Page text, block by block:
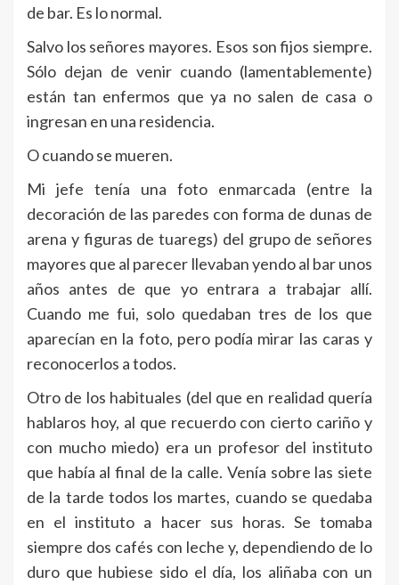
de bar. Es lo normal.
Salvo los señores mayores. Esos son fijos siempre.
Sólo dejan de venir cuando (lamentablemente)
están tan enfermos que ya no salen de casa o
ingresan en una residencia.
O cuando se mueren.
Mi jefe tenía una foto enmarcada (entre la
decoración de las paredes con forma de dunas de
arena y figuras de tuaregs) del grupo de señores
mayores que al parecer llevaban yendo al bar unos
años antes de que yo entrara a trabajar allí.
Cuando me fui, solo quedaban tres de los que
aparecían en la foto, pero podía mirar las caras y
reconocerlos a todos.
Otro de los habituales (del que en realidad quería
hablaros hoy, al que recuerdo con cierto cariño y
con mucho miedo) era un profesor del instituto
que había al final de la calle. Venía sobre las siete
de la tarde todos los martes, cuando se quedaba
en el instituto a hacer sus horas. Se tomaba
siempre dos cafés con leche y, dependiendo de lo
duro que hubiese sido el día, los aliñaba con un